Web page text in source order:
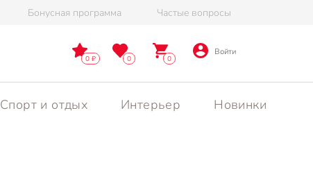
Бонусная программа Частые вопросы
0 0 0
Войти
Спорт и отдых Интерьер Новинки